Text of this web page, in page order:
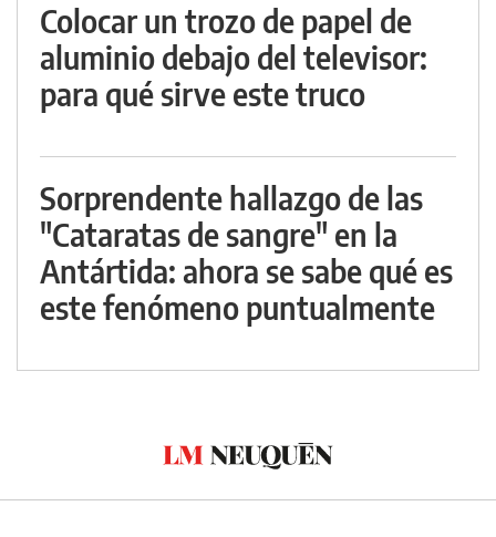
Colocar un trozo de papel de
aluminio debajo del televisor:
para qué sirve este truco
Sorprendente hallazgo de las
"Cataratas de sangre" en la
Antártida: ahora se sabe qué es
este fenómeno puntualmente